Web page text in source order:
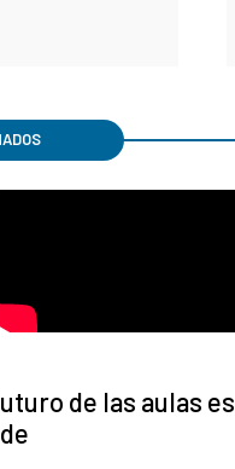
de las aulas es